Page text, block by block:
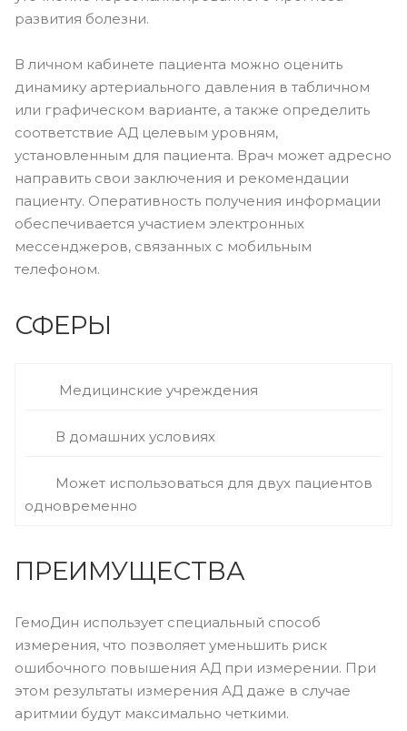
развития болезни.
В личном кабинете пациента можно оценить
динамику артериального давления в табличном
или графическом варианте, а также определить
соответствие АД целевым уровням,
установленным для пациента. Врач может адресно
направить свои заключения и рекомендации
пациенту. Оперативность получения информации
обеспечивается участием электронных
мессенджеров, связанных с мобильным
телефоном.
СФЕРЫ
Медицинские учреждения
В домашних условиях
Может использоваться для двух пациентов
одновременно
ПРЕИМУЩЕСТВА
ГемоДин использует специальный способ
измерения, что позволяет уменьшить риск
ошибочного повышения АД при измерении. При
этом результаты измерения АД даже в случае
аритмии будут максимально четкими.